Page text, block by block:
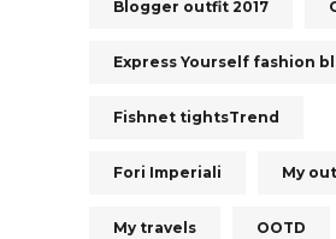
Blogger outfit 2017
Express Yourself fashion
Fishnet tightsTrend
Fori Imperiali My
My travels OOTD